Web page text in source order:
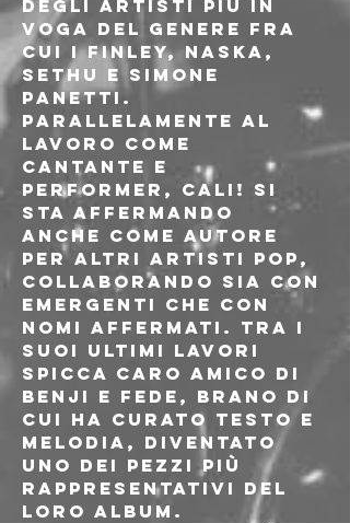
degli artisti più in
voga del genere fra
cui i Finley, NASKA,
Sethu e Simone
Panetti.
Parallelamente al
lavoro come
cantante e
performer, CALI! si
sta affermando
anche come autore
per altri artisti pop,
collaborando sia con
emergenti che con
nomi affermati. Tra i
suoi ultimi lavori
spicca Caro Amico di
Benji e Fede, brano di
cui ha curato testo e
melodia, diventato
uno dei pezzi più
rappresentativi del
loro album.